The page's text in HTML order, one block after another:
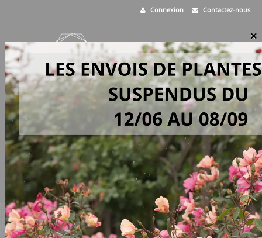
Contactez-nous
Connexion
MENU
PANIER
0
×
> Vivaces > Cephalaria gigantea